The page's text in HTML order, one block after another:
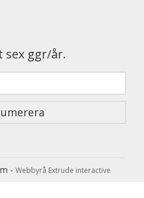
sex ggr/år.
- Webbyrå Extrude interactive